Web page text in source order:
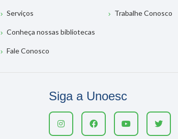
Serviços
Conheça nossas bibliotecas
Fale Conosco
Trabalhe Conosco
Siga a Unoesc